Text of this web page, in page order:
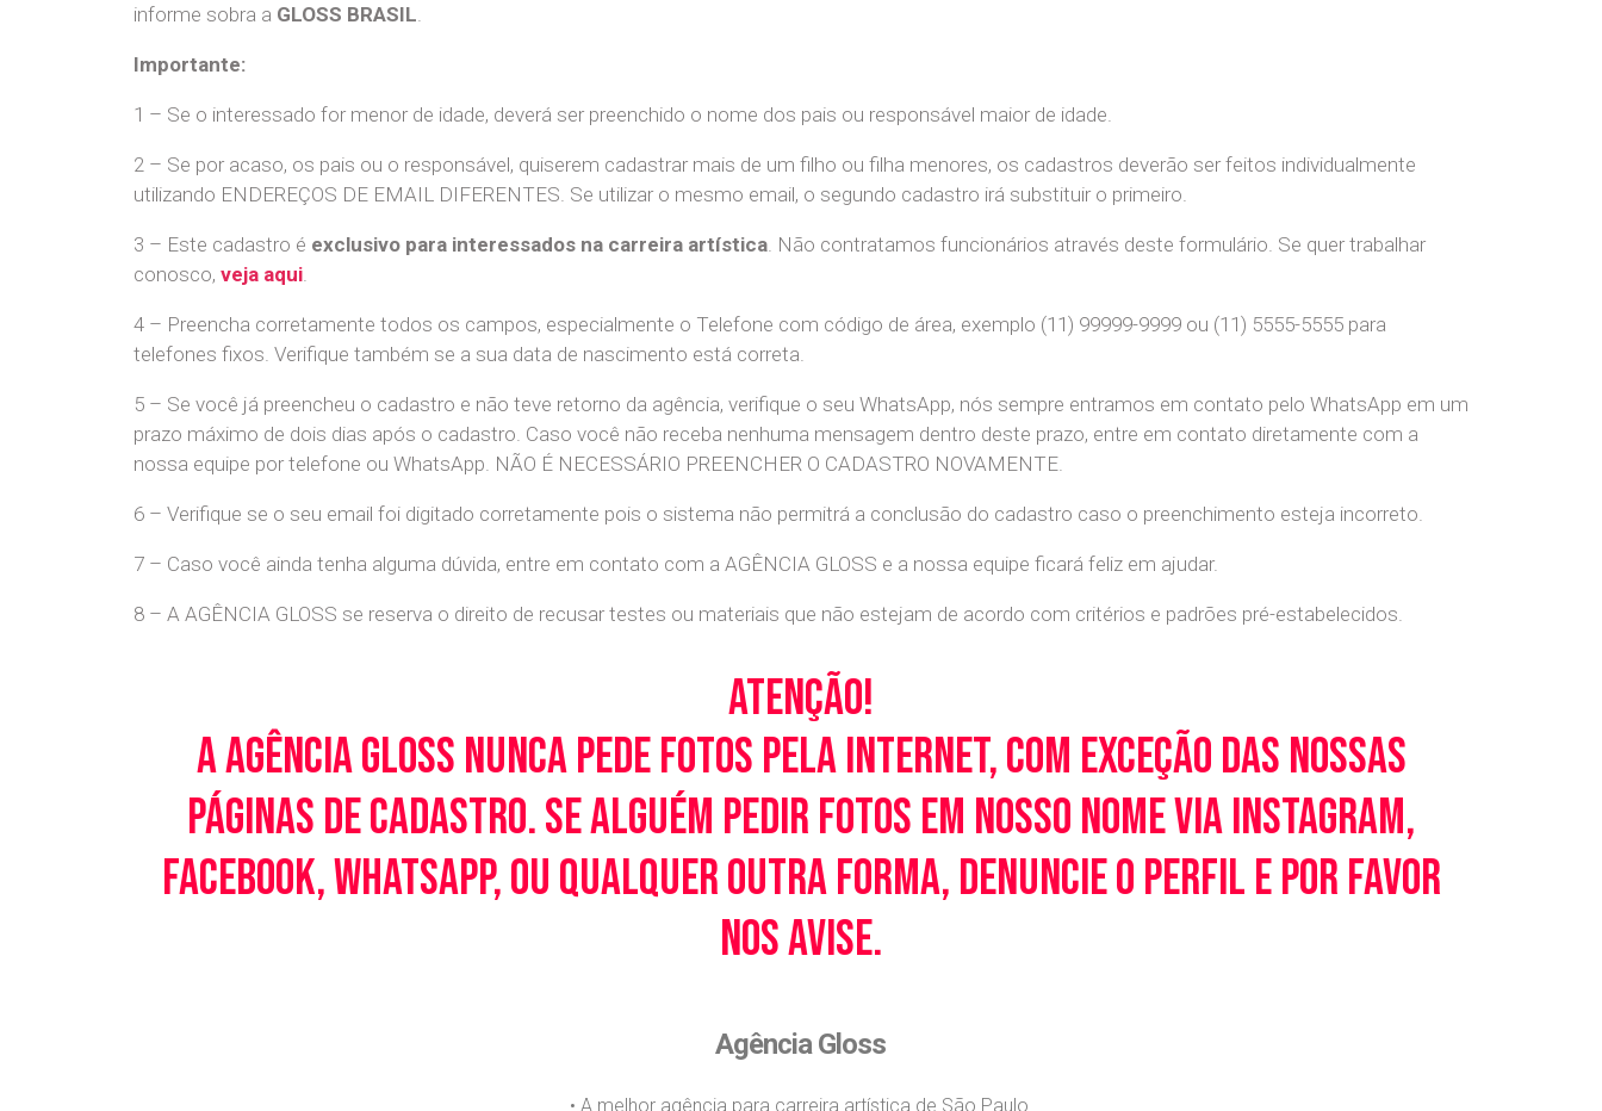
informe sobra a GLOSS BRASIL.
Importante:
1 – Se o interessado for menor de idade, deverá ser preenchido o nome dos pais ou responsável maior de idade.
2 – Se por acaso, os pais ou o responsável, quiserem cadastrar mais de um filho ou filha menores, os cadastros deverão ser feitos individualmente
utilizando ENDEREÇOS DE EMAIL DIFERENTES. Se utilizar o mesmo email, o segundo cadastro irá substituir o primeiro.
3 – Este cadastro é exclusivo para interessados na carreira artística. Não contratamos funcionários através deste formulário. Se quer trabalhar
conosco, veja aqui.
4 – Preencha corretamente todos os campos, especialmente o Telefone com código de área, exemplo (11) 99999-9999 ou (11) 5555-5555 para
telefones fixos. Verifique também se a sua data de nascimento está correta.
5 – Se você já preencheu o cadastro e não teve retorno da agência, verifique o seu WhatsApp, nós sempre entramos em contato pelo WhatsApp em um
prazo máximo de dois dias após o cadastro. Caso você não receba nenhuma mensagem dentro deste prazo, entre em contato diretamente com a
nossa equipe por telefone ou WhatsApp. NÃO É NECESSÁRIO PREENCHER O CADASTRO NOVAMENTE.
6 – Verifique se o seu email foi digitado corretamente pois o sistema não permitrá a conclusão do cadastro caso o preenchimento esteja incorreto.
7 – Caso você ainda tenha alguma dúvida, entre em contato com a AGÊNCIA GLOSS e a nossa equipe ficará feliz em ajudar.
8 – A AGÊNCIA GLOSS se reserva o direito de recusar testes ou materiais que não estejam de acordo com critérios e padrões pré-estabelecidos.
Atenção!
A Agência Gloss nunca pede fotos pela Internet, com exceção das nossas
páginas de cadastro. Se alguém pedir fotos em nosso nome via Instagram,
Facebook, WhatsApp, ou qualquer outra forma, denuncie o perfil e por favor
nos avise.
Agência Gloss
• A melhor agência para carreira artística de São Paulo.